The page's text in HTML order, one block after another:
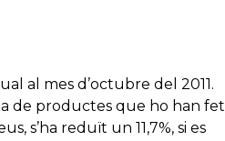
al mes d’octubre del 2011.
de productes que ho han fet
s’ha reduït un 11,7%, si es